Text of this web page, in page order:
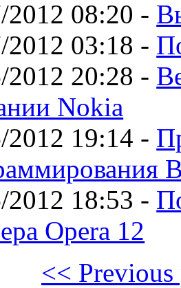
2012 08:20 -
2012 03:18 -
2012 20:28 -
Nokia
2012 19:14 -
2012 18:53 -
Opera 12
<< Previous